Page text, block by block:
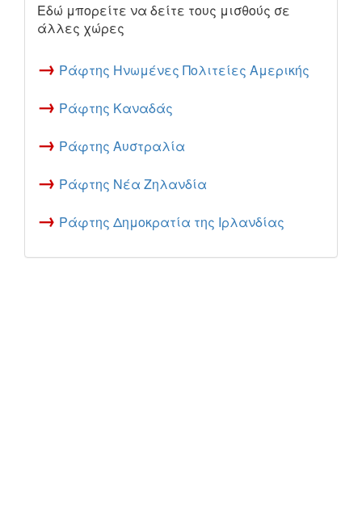
Εδώ μπορείτε να δείτε τους μισθούς σε
άλλες χώρες
→ Ράφτης Ηνωμένες Πολιτείες Αμερικής
→ Ράφτης Καναδάς
→ Ράφτης Αυστραλία
→ Ράφτης Νέα Ζηλανδία
→ Ράφτης Δημοκρατία της Ιρλανδίας